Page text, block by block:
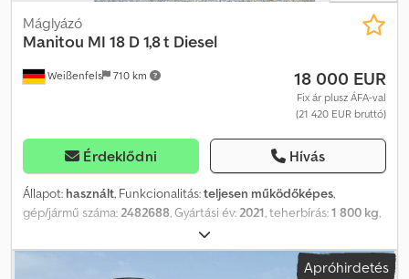
Weißenfels 710 km
Máglyázó
Manitou MI 18 D 1,8 t Diesel
18 000 EUR
Fix ár plusz ÁFA-val
(21 420 EUR bruttó)
Érdeklődni Hívás
Állapot: használt, Funkcionalitás:teljesen működőképes,
gép/jármű száma:2482688, Gyártási év:2021, teherbírás:1 800 kg,
, szabad emelés:
súlypontja:500 mm, üzemanyagtípus:dízel, oszlop típusa:triplex,
32,8 kW (44,60 LE),
Apróhirdetés